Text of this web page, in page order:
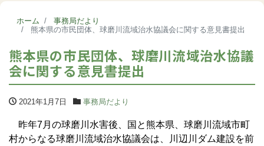
ホーム
事務局だより
熊本県の市民団体、球磨川流域治水協議会に関する意見書提出
熊本県の市民団体、球磨川流域治水協議
会に関する意見書提出
2021年1月7日 事務局だより
昨年7月の球磨川水害後、国と熊本県、球磨川流域市町
村からなる球磨川流域治水協議会は、川辺川ダム建設を前